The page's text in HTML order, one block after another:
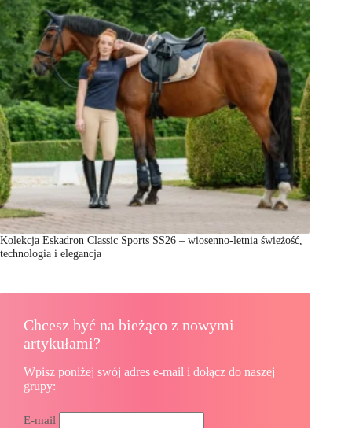
Kolekcja Eskadron Classic Sports SS26 – wiosenno-letnia świeżość,
technologia i elegancja
Chcesz być na bieżąco z nowymi
artykułami?
Wpisz poniżej swój adres e-mail i dołącz do naszej
grupy:
E-mail